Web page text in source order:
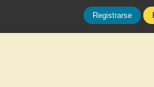
Registrarse